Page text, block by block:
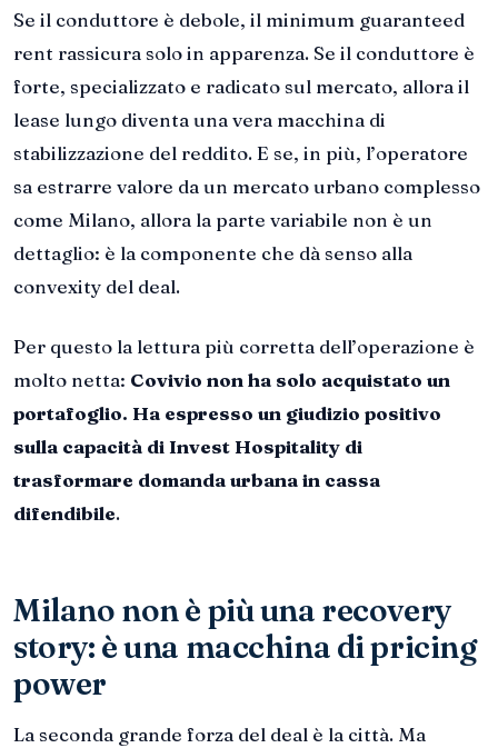
Se il conduttore è debole, il minimum guaranteed
rent rassicura solo in apparenza. Se il conduttore è
forte, specializzato e radicato sul mercato, allora il
lease lungo diventa una vera macchina di
stabilizzazione del reddito. E se, in più, l’operatore
sa estrarre valore da un mercato urbano complesso
come Milano, allora la parte variabile non è un
dettaglio: è la componente che dà senso alla
convexity del deal.
Per questo la lettura più corretta dell’operazione è
molto netta: Covivio non ha solo acquistato un
portafoglio. Ha espresso un giudizio positivo
sulla capacità di Invest Hospitality di
trasformare domanda urbana in cassa
difendibile.
Milano non è più una recovery
story: è una macchina di pricing
power
La seconda grande forza del deal è la città. Ma